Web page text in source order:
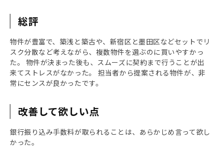
総評
物件が豊富で、築浅と築古や、新宿区と墨田区などセットでリ
スク分散など考えながら、複数物件を選ぶのに買いやすかっ
た。 物件が決まった後も、スムーズに契約まで行うことが出
来てストレスがなかった。 担当者から提案される物件が、非
常にセンスが良かったです。
改善して欲しい点
銀行振り込み手数料が取られることは、あらかじめ言って欲し
かった。